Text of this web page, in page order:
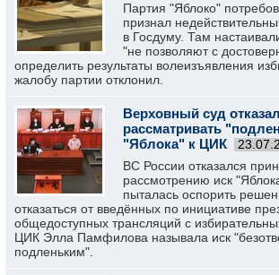
Партия "Яблоко"
признал
в Госдуму. Там
"не позволяют с
определить результаты волеизъявления
жалобу партии отклонил.
Верховный суд
рассматривать
"Яблока" к ЦИК
ВС России отказался
рассмотрению иск
пыталась оспорить
отказаться от введённых по инициативе
общедоступных трансляций с
ЦИК Элла Памфилова называла иск
подленьким".